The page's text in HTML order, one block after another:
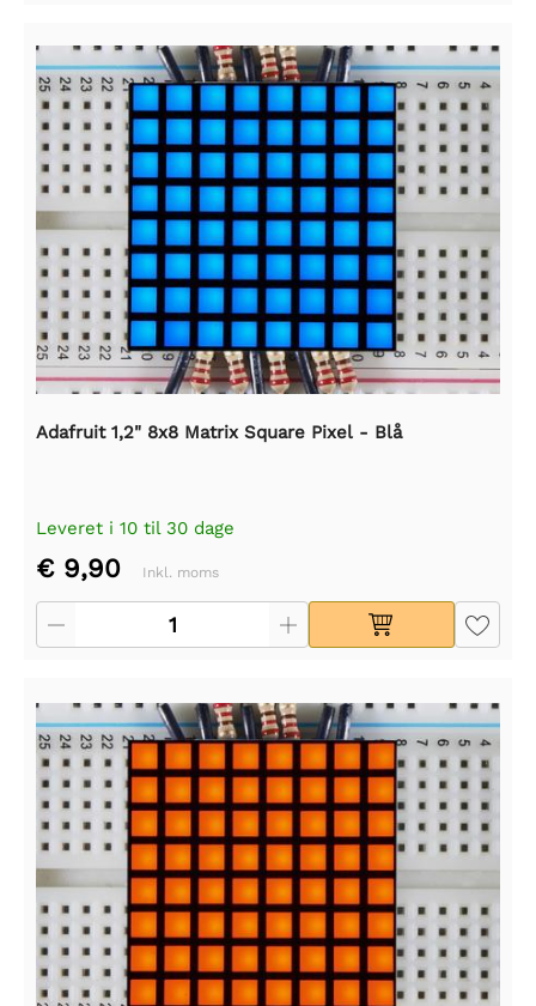
Adafruit 1,2" 8x8 Matrix Square Pixel - Blå
Leveret i 10 til 30 dage
€ 9,90 Inkl. moms